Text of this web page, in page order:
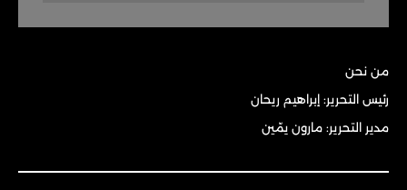
من نحن
رئيس التحرير: إبراهيم ريحان
مدير التحرير: مارون يمّين